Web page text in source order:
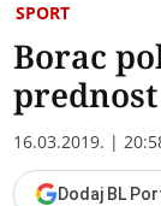
SPORT
Borac
16.03.2019. |
Dodaj BL